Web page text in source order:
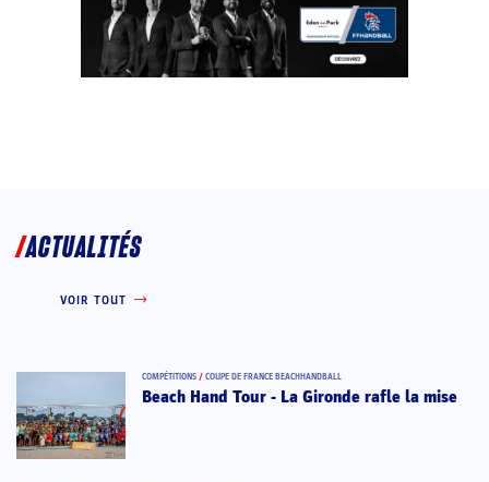
ACTUALITÉS
VOIR TOUT
COMPÉTITIONS / COUPE DE FRANCE BEACHHANDBALL
Beach Hand Tour - La Gironde rafle la mise